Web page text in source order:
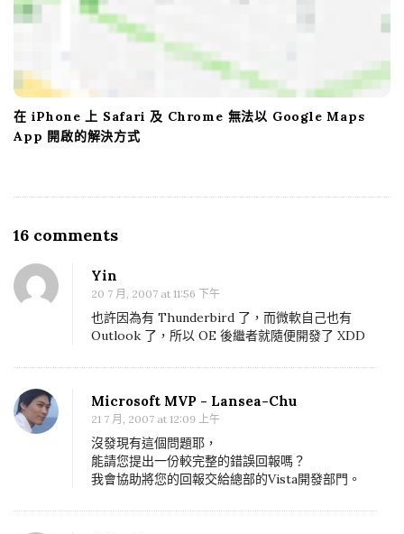
在 iPhone 上 Safari 及 Chrome 無法以 Google Maps
App 開啟的解決方式
16 comments
V
i
s
還
我
O
u
Yin
20 7 月, 2007 at 11:56 下午
也許因為有 Thunderbird 了，而微軟自己也有
Outlook 了，所以 OE 後繼者就隨便開發了 XDD
Microsoft MVP - Lansea-Chu
21 7 月, 2007 at 12:09 上午
沒發現有這個問題耶，
能請您提出一份較完整的錯誤回報嗎？
我會協助將您的回報交給總部的Vista開發部門。